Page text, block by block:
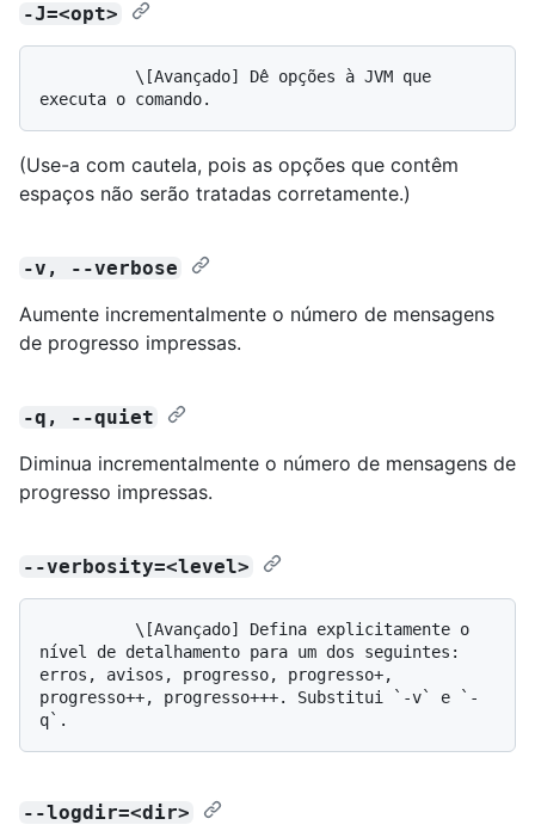
-J=<opt>
(Use-a com cautela, pois as opções que contêm
espaços não serão tratadas corretamente.)
-v, --verbose
Aumente incrementalmente o número de mensagens
de progresso impressas.
-q, --quiet
Diminua incrementalmente o número de mensagens de
progresso impressas.
--verbosity=<level>
nível de detalhamento para um dos seguintes:
erros, avisos, progresso, progresso+,
progresso++, progresso+++. Substitui `-v` e `-
--logdir=<dir>